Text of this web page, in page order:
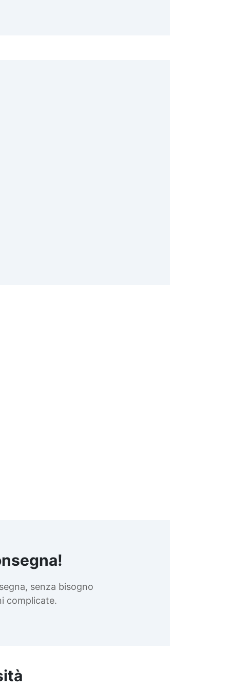
senza bisogno
complicate.